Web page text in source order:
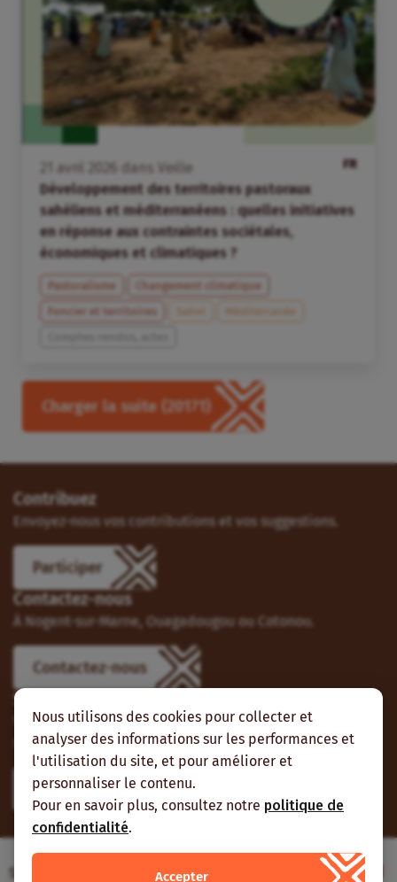
Nous utilisons des cookies pour collecter et
analyser des informations sur les performances et
l'utilisation du site, et pour améliorer et
personnaliser le contenu.
Pour en savoir plus, consultez notre politique de
confidentialité.
Accepter
FR
avril dans
Veille
Développement des territoires pastoraux
sahéliens et méditerranéens : quelles initiatives
en réponse aux contraintes sociétales,
économiques et climatiques ?
Pastoralisme
Changement climatique
Foncier et territoires
Sahel
Méditerranée
Charger la suite (20171)
Contribuez
Envoyez-nous vos contributions et vos suggestions.
Participer
Contactez-nous
À Nogent-sur-Marne, Ouagadougou ou Cotonou.
Contactez-nous
Suivez-nous
Vous pouvez aussi vous abonner à nos flux RSS et nous
suivre sur les réseaux sociaux.
Site web réalisé avec le soutien de l’Agence